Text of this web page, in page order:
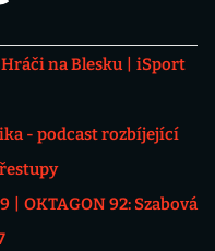
Hráči na Blesku
iSport
- podcast rozbíjející
OKTAGON 92: Szabová